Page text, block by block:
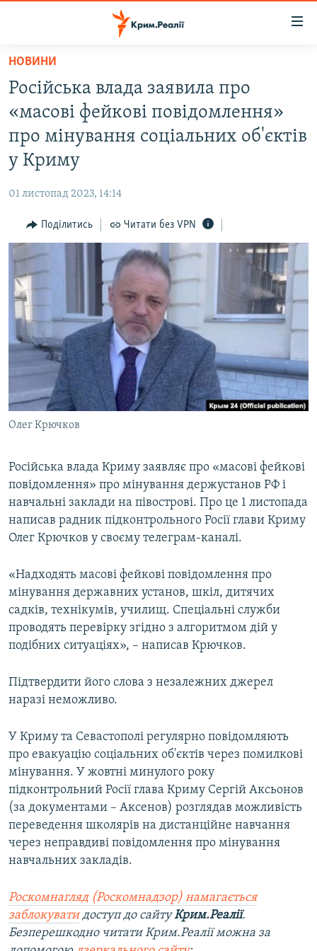
Перейти
основного
матеріалу
до
основної
Перейти
пошуку
ВІДЕО ТА ФОТО
ПОЛІТИКА
ІНТЕРВ'Ю
ВСЕ ЗА ДЕНЬ
СПЕЦПРОЕКТИ
ДЕПОРТАЦІЯ
ВІДЕОУРОКИ «ELIFBE»
СВІДЧЕННЯ ОКУПАЦІЇ
УКРАЇНСЬКА ПРОБЛЕМА КРИМУ
ІНФОГРАФІКА
ЯК ОБІЙТИ БЛОКУВАННЯ
Русский
Qırımtatar
ДОЛУЧАЙСЯ!
Усі сайти RFE/RL
НОВИНИ
Російська влада заявила про
«масові фейкові повідомлення»
про мінування соціальних об'єктів
у Криму
01 листопад 2023, 14:14
Поділитись Читати без VPN
Олег Крючков
Російська влада Криму заявляє про «масові фейкові
повідомлення» про мінування держустанов РФ і
навчальні заклади на півострові. Про це 1 листопада
написав радник підконтрольного Росії глави Криму
Олег Крючков у своєму телеграм-каналі.
«Надходять масові фейкові повідомлення про
мінування державних установ, шкіл, дитячих
садків, технікумів, училищ. Спеціальні служби
проводять перевірку згідно з алгоритмом дій у
подібних ситуаціях», – написав Крючков.
Підтвердити його слова з незалежних джерел
наразі неможливо.
У Криму та Севастополі регулярно повідомляють
про евакуацію соціальних об'єктів через помилкові
мінування. У жовтні минулого року
підконтрольний Росії глава Криму Сергій Аксьонов
(за документами – Аксенов) розглядав можливість
переведення школярів на дистанційне навчання
через неправдиві повідомлення про мінування
навчальних закладів.
Роскомнагляд (Роскомнадзор) намагається
заблокуватидоступ до сайтуКрим.Реалії.
Безперешкодно читати Крим.Реалії можна за